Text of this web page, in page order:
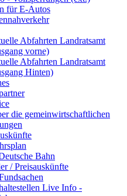
für E-Autos
Abfahrten Landratsamt
vorne)
Abfahrten Landratsamt
Hinten)
die gemeinwirtschaftlichen
Bahn
/ Preisauskünfte
Live Info -